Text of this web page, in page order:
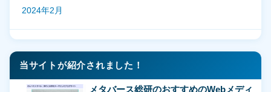
2024年2月
当サイトが紹介されました！
メタバース総研のおすすめのWebメディ